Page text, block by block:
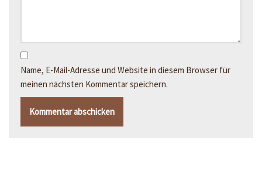
Name, E-Mail-Adresse und Website in diesem Browser für
meinen nächsten Kommentar speichern.